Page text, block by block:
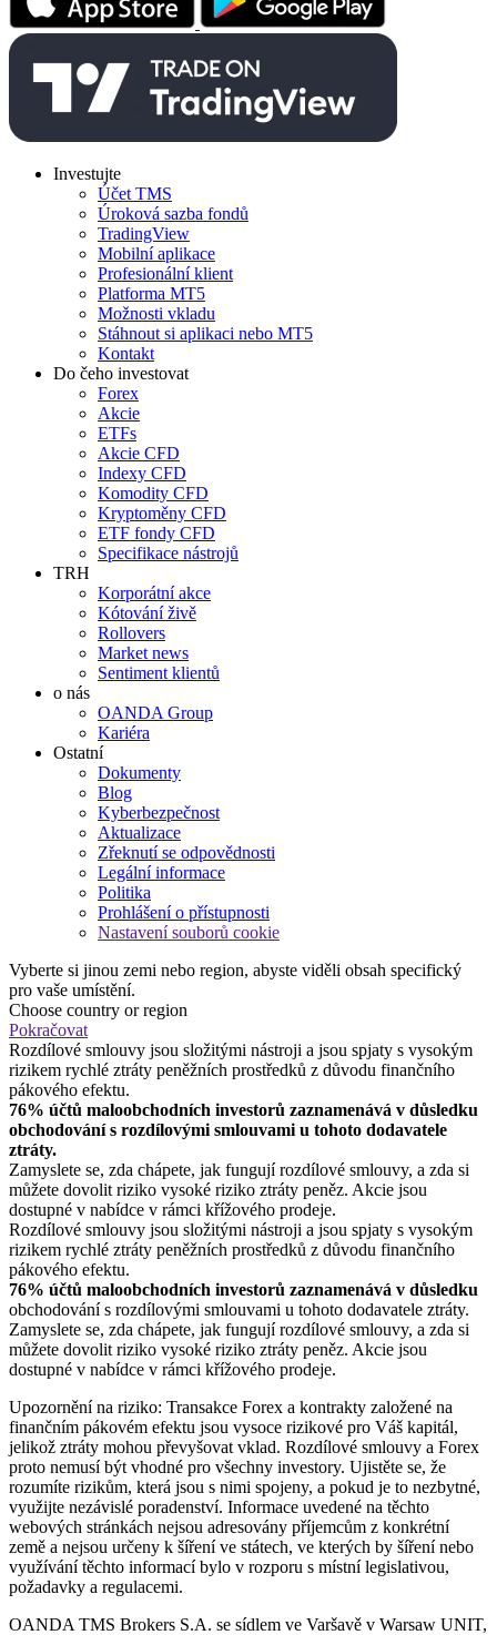
Investujte
Účet TMS
Úroková sazba fondů
TradingView
Mobilní aplikace
Profesionální klient
Platforma MT5
Možnosti vkladu
Stáhnout si aplikaci nebo MT5
Kontakt
Do čeho investovat
Forex
Akcie
ETFs
Akcie CFD
Indexy CFD
Komodity CFD
Kryptoměny CFD
ETF fondy CFD
Specifikace nástrojů
TRH
Korporátní akce
Kótování živě
Rollovers
Market news
Sentiment klientů
o nás
OANDA Group
Kariéra
Ostatní
Dokumenty
Blog
Kyberbezpečnost
Aktualizace
Zřeknutí se odpovědnosti
Legální informace
Politika
Prohlášení o přístupnosti
Nastavení souborů cookie
Vyberte si jinou zemi nebo region, abyste viděli obsah specifický
pro vaše umístění.
Choose country or region
Pokračovat
Rozdílové smlouvy jsou složitými nástroji a jsou spjaty s vysokým
rizikem rychlé ztráty peněžních prostředků z důvodu finančního
pákového efektu.
76% účtů maloobchodních investorů zaznamenává v důsledku
obchodování s rozdílovými smlouvami u tohoto dodavatele
ztráty.
Zamyslete se, zda chápete, jak fungují rozdílové smlouvy, a zda si
můžete dovolit riziko vysoké riziko ztráty peněz. Akcie jsou
dostupné v nabídce v rámci křížového prodeje.
Rozdílové smlouvy jsou složitými nástroji a jsou spjaty s vysokým
rizikem rychlé ztráty peněžních prostředků z důvodu finančního
pákového efektu.
76% účtů maloobchodních investorů zaznamenává v důsledku
obchodování s rozdílovými smlouvami u tohoto dodavatele ztráty.
Zamyslete se, zda chápete, jak fungují rozdílové smlouvy, a zda si
můžete dovolit riziko vysoké riziko ztráty peněz. Akcie jsou
dostupné v nabídce v rámci křížového prodeje.
Upozornění na riziko: Transakce Forex a kontrakty založené na
finančním pákovém efektu jsou vysoce rizikové pro Váš kapitál,
jelikož ztráty mohou převyšovat vklad. Rozdílové smlouvy a Forex
proto nemusí být vhodné pro všechny investory. Ujistěte se, že
rozumíte rizikům, která jsou s nimi spojeny, a pokud je to nezbytné,
využijte nezávislé poradenství. Informace uvedené na těchto
webových stránkách nejsou adresovány příjemcům z konkrétní
země a nejsou určeny k šíření ve státech, ve kterých by šíření nebo
využívání těchto informací bylo v rozporu s místní legislativou,
požadavky a regulacemi.
OANDA TMS Brokers S.A. se sídlem ve Varšavě v Warsaw UNIT,